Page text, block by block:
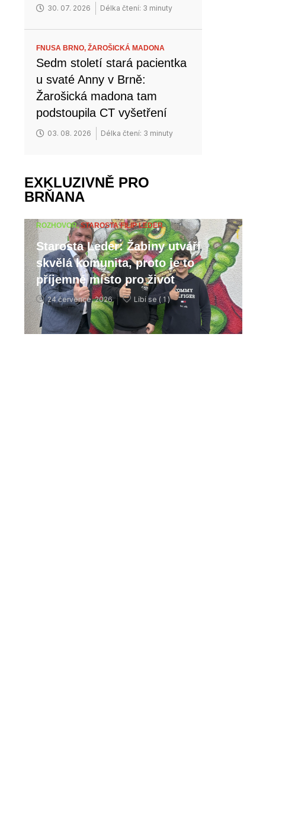
30. 07. 2026 Délka čtení: 3 minuty
FNUSA BRNO,ŽAROŠICKÁ MADONA
Sedm století stará pacientka
u svaté Anny v Brně:
Žarošická madona tam
podstoupila CT vyšetření
03. 08. 2026 Délka čtení: 3 minuty
EXKLUZIVNĚ PRO
BRŇANA
ROZHOVOR,STAROSTA FILIP LEDER
Starosta Leder: Žabiny utváří
skvělá komunita, proto je to
příjemné místo pro život
24 července, 2026 Líbí se ( 1 )